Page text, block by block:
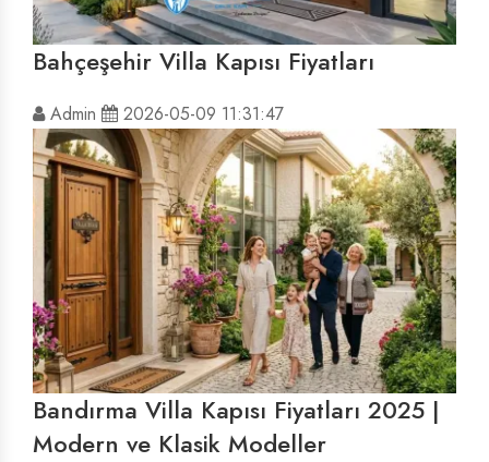
Bahçeşehir Villa Kapısı Fiyatları
Admin 2026-05-09 11:31:47
Bandırma Villa Kapısı Fiyatları 2025 |
Modern ve Klasik Modeller